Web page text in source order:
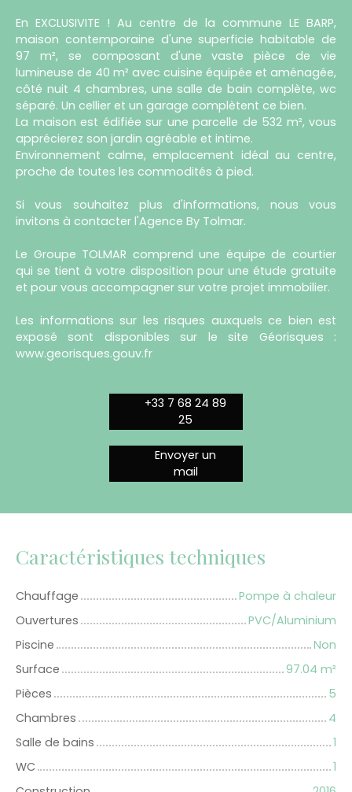
En EXCLUSIVITE ! Au centre de la commune LE BARP,
maison contemporaine d'une superficie habitable de
97 m², se composant d'une vaste pièce de vie
lumineuse de 40 m² avec cuisine équipée et aménagée,
côté nuit 4 chambres, une salle de bain complète, wc
séparé. Un cellier et un garage complètent ce bien.
La maison est édifiée sur une parcelle de 532 m², vous
apprécierez son jardin agréable et intime.
Environnement calme, emplacement idéal au centre,
proche de toutes les commodités à pied.
Si vous souhaitez plus d'informations, nous vous
invitons à contacter l'Agence By Tolmar.
Le Groupe TOLMAR comprend une équipe de courtier
qui se tient à votre disposition pour une étude gratuite
et pour vous accompagner sur votre projet immobilier.
Les informations sur les risques auxquels ce bien est
exposé sont disponibles sur le site Géorisques :
www.georisques.gouv.fr
+33 7 68 24 89
25
Envoyer un
mail
Caractéristiques techniques
Chauffage
Pompe à chaleur
Ouvertures
PVC/Aluminium
Piscine
Non
Surface
97.04 m²
Pièces
5
Chambres
4
Salle de bains
1
WC
1